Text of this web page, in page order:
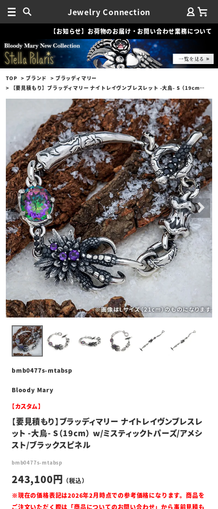
Jewelry Connection
【お知らせ】お荷物のお届け・お問い合わせ業務について
TOP ブランド
ブラッディマリー
【要見積もり】ブラッディマリー ナイトレイヴンブレスレット -大烏- S（19cm） w/ミスティックトパーズ/アメシスト/ブラックスピネル
bmb0477s-mtabsp
Bloody Mary
【カスタム】
【要見積もり】ブラッディマリー ナイトレイヴンブレスレ
ット -大烏- S（19cm） w/ミスティックトパーズ/アメシ
スト/ブラックスピネル
bmb0477s-mtabsp
243,100